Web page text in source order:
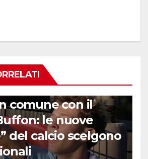
di Materazzi e
comune con il
le nuove
del calcio scelgono